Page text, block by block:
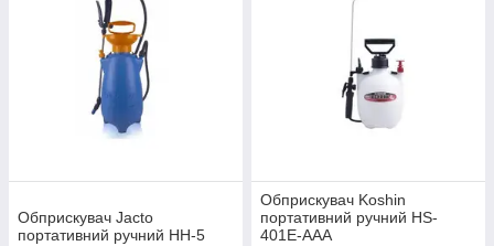
Обприскувач Jacto
портативний ручний НН-5
Обприскувач Koshin
портативний ручний HS-
401E-AAA